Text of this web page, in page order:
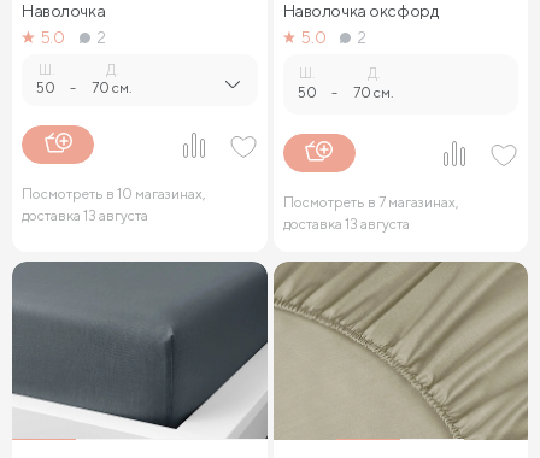
Наволочка
5.0
2
Ш.
50 -
Д.
70 см.
Посмотреть в 10 магазинах,
доставка 13 августа
Наволочка оксфорд
5.0
2
Ш.
50 -
Д.
70 см.
Посмотреть в 7 магазинах,
доставка 13 августа